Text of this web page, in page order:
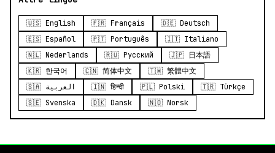
🇺🇸 English 🇫🇷 Français
🇩🇪 Deutsch
🇪🇸 Español
🇵🇹 Português
🇮🇹 Italiano
🇳🇱 Nederlands
🇷🇺 Русский
🇯🇵 日本語
🇰🇷 한국어
🇨🇳 简体中文
🇹🇼 繁體中文
🇸🇦 العربية
🇮🇳 हिन्दी 🇵🇱 Polski
🇹🇷 Türkçe
🇸🇪 Svenska
🇩🇰 Dansk 🇳🇴 Norsk